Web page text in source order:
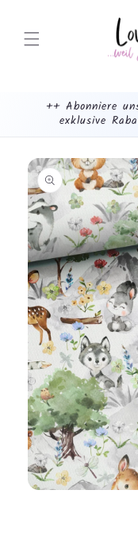
Inhalt
++ Abonniere
exklusive
mehr
dazu...